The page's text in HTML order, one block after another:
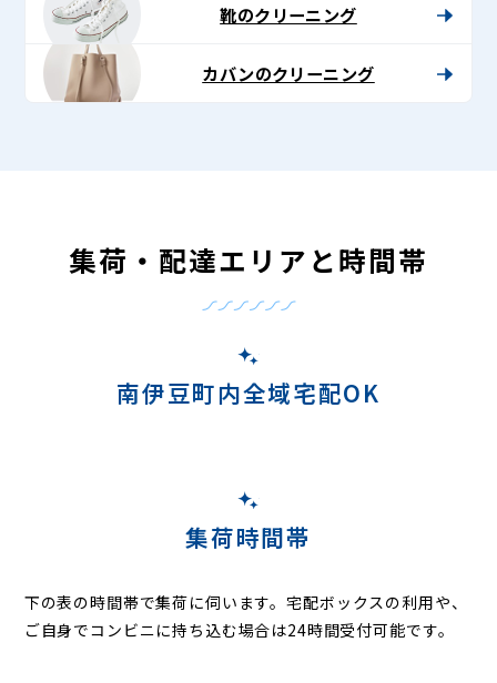
靴のクリーニング
カバンのクリーニング
集荷・配達エリアと時間帯
南伊豆町内全域宅配OK
集荷時間帯
下の表の時間帯で集荷に伺います。宅配ボックスの利用や、
ご自身でコンビニに持ち込む場合は24時間受付可能です。